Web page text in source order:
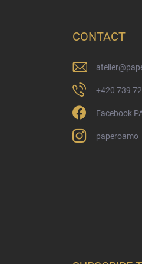
CONTACT
atelier@
+420 739
Facebook
paperoamo